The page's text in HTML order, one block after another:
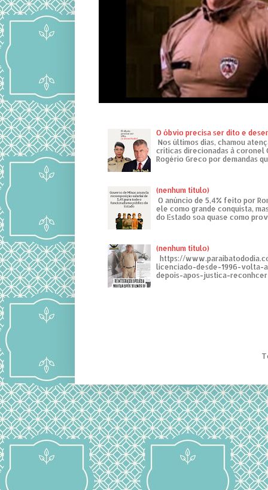
O óbvio precisa ser dito e
Nos últimos dias, chamou
críticas direcionadas à coronel
Rogério Greco por demandas
(nenhum título)
O anúncio de 5,4% feito por
ele como grande conquista,
do Estado soa quase como
(nenhum título)
https://
licenciado-desde-1996-volta-
depois-apos-justica-